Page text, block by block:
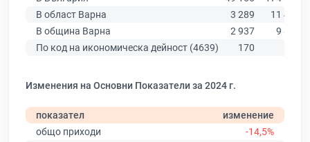
В област Варна
3 289
11 437
В община Варна
2 937
9 876
По код на икономическа дейност (4639)
170
Изменения на Основни Показатели за 2024 г.
показател
изменение
общо приходи
-14,5%